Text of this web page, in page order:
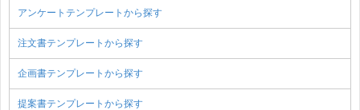
アンケートテンプレートから探す
注文書テンプレートから探す
企画書テンプレートから探す
提案書テンプレートから探す